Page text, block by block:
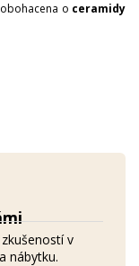
v
nábytku.
o ceramidy